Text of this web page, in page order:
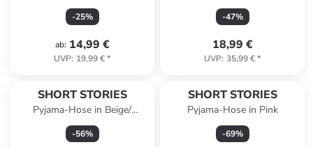
-25%
ab: 14,99 €
UVP: 19,99 €*
-47%
18,99 €
UVP: 35,99 €*
SHORT STORIES
Pyjama-Hose in Beige/
Dunkelblau
-56%
SHORT STORIES
Pyjama-Hose in Pink
-69%